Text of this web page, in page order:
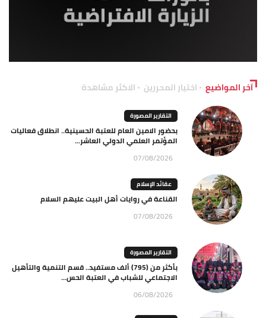
آخر المواضيع اختيار المحررين الاكثر مشاهدة
التقارير المصورة
بحضور الامين العام للعتبة الحسينية.. انطلاق فعاليات
المؤتمر العلمي الدولي العاشر...
07/08/2026
عقائد الإسلام
القناعة في روايات أهل البيت عليهم السلام
07/08/2026
التقارير المصورة
بأكثر من (795) ألف مستفيد.. قسم التنمية والتأهيل
الاجتماعي للشباب في العتبة الحس...
06/08/2026